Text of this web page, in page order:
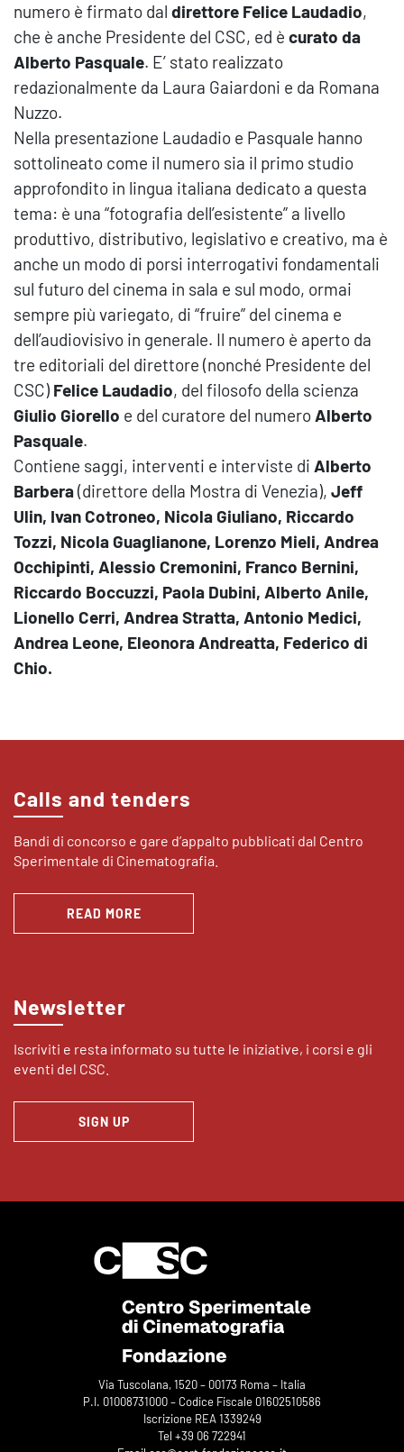
numero è firmato dal direttore Felice Laudadio,
che è anche Presidente del CSC, ed è curato da
Alberto Pasquale. E’ stato realizzato
redazionalmente da Laura Gaiardoni e da Romana
Nuzzo.
Nella presentazione Laudadio e Pasquale hanno
sottolineato come il numero sia il primo studio
approfondito in lingua italiana dedicato a questa
tema: è una “fotografia dell’esistente” a livello
produttivo, distributivo, legislativo e creativo, ma è
anche un modo di porsi interrogativi fondamentali
sul futuro del cinema in sala e sul modo, ormai
sempre più variegato, di “fruire” del cinema e
dell’audiovisivo in generale. Il numero è aperto da
tre editoriali del direttore (nonché Presidente del
CSC) Felice Laudadio, del filosofo della scienza
Giulio Giorello e del curatore del numero Alberto
Pasquale.
Contiene saggi, interventi e interviste di Alberto
Barbera(direttore della Mostra di Venezia), Jeff
Ulin, Ivan Cotroneo, Nicola Giuliano, Riccardo
Tozzi, Nicola Guaglianone, Lorenzo Mieli, Andrea
Occhipinti, Alessio Cremonini, Franco Bernini,
Riccardo Boccuzzi, Paola Dubini, Alberto Anile,
Lionello Cerri, Andrea Stratta, Antonio Medici,
Andrea Leone, Eleonora Andreatta, Federico di
Chio.
Calls and tenders
Bandi di concorso e gare d’appalto pubblicati dal Centro
Sperimentale di Cinematografia.
READ MORE
Newsletter
Iscriviti e resta informato su tutte le iniziative, i corsi e gli
eventi del CSC.
SIGN UP
Via Tuscolana, 1520 – 00173 Roma – Italia
P.I. 01008731000 – Codice Fiscale 01602510586
Iscrizione REA 1339249
Tel +39 06 722941